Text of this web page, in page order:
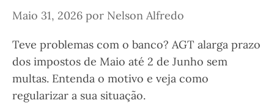
Maio 31, 2026 por Nelson Alfredo
Teve problemas com o banco? AGT alarga prazo
dos impostos de Maio até 2 de Junho sem
multas. Entenda o motivo e veja como
regularizar a sua situação.